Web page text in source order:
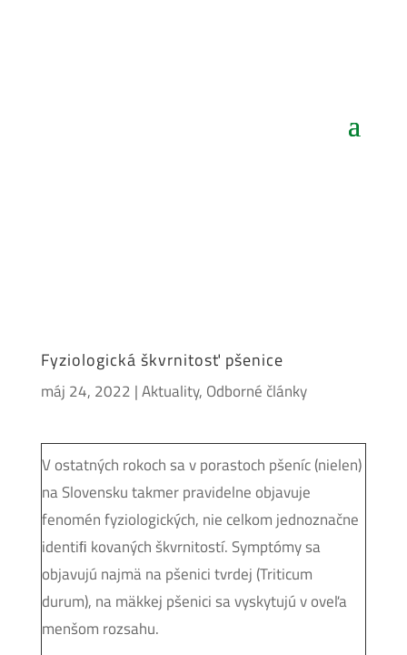
Fyziologická škvrnitosť pšenice
máj 24, 2022 |Aktuality, Odborné články
V ostatných rokoch sa v porastoch pšeníc (nielen)
na Slovensku takmer pravidelne objavuje
fenomén fyziologických, nie celkom jednoznačne
identiﬁ kovaných škvrnitostí. Symptómy sa
objavujú najmä na pšenici tvrdej (Triticum
durum), na mäkkej pšenici sa vyskytujú v oveľa
menšom rozsahu.